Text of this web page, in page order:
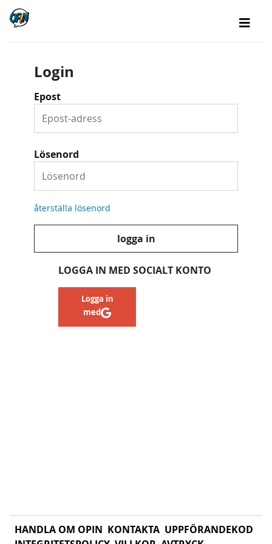
Login
Epost
Lösenord
återställa lösenord
logga in
LOGGA IN MED SOCIALT KONTO
Logga in
med
HANDLA OM OPIN KONTAKTA UPPFÖRANDEKOD